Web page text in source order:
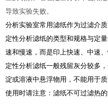
导致实验失败。
分析实验室常用滤纸作为过滤介
定性分析滤纸的类型和规格与定
速和慢速，而是印上快速、中速
定性分析滤纸一般残留灰分较多
淀或溶液中悬浮物用，不能用于质
使用时请注意：滤纸不可过滤热的